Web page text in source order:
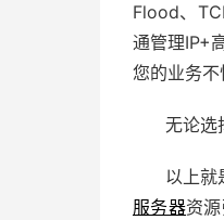
Flood、
通管理IP+
您的业务
无论选
以上就
服务器资